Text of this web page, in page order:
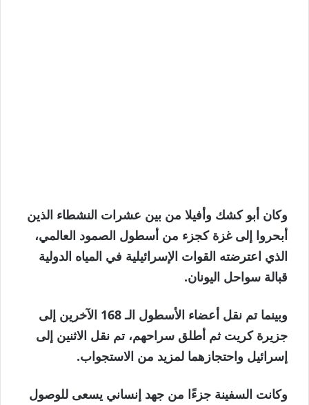
وكان أبو كشك وأفيلا من بين عشرات النشطاء الذين
أبحروا إلى غزة كجزء من أسطول الصمود العالمي،
الذي اعترضته القوات الإسرائيلية في المياه الدولية
قبالة سواحل اليونان.
وبينما تم نقل أعضاء الأسطول الـ 168 الآخرين إلى
جزيرة كريت ثم أطلق سراحهم، تم نقل الاثنين إلى
إسرائيل واحتجازهما لمزيد من الاستجواب.
وكانت السفينة جزءًا من جهد إنساني يسعى للوصول